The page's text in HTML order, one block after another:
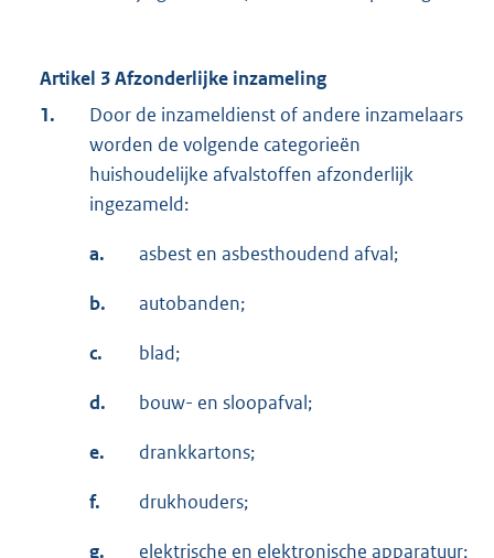
Artikel 3 Afzonderlijke inzameling
1.
Door de inzameldienst of andere inzamelaars
worden de volgende categorieën
huishoudelijke afvalstoffen afzonderlijk
ingezameld:
a. asbest en asbesthoudend afval;
b. autobanden;
c. blad;
d. bouw- en sloopafval;
e. drankkartons;
f. drukhouders;
g. elektrische en elektronische apparatuur;